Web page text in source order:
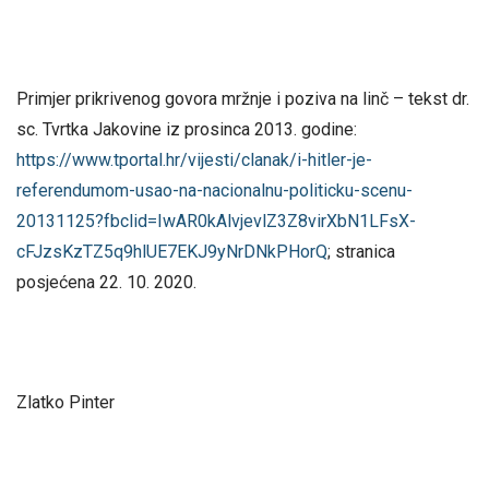
Primjer prikrivenog govora mržnje i poziva na linč – tekst dr.
sc. Tvrtka Jakovine iz prosinca 2013. godine:
https://www.tportal.hr/vijesti/clanak/i-hitler-je-
referendumom-usao-na-nacionalnu-politicku-scenu-
20131125?fbclid=IwAR0kAlvjevlZ3Z8virXbN1LFsX-
cFJzsKzTZ5q9hlUE7EKJ9yNrDNkPHorQ; stranica
posjećena 22. 10. 2020.
Zlatko Pinter